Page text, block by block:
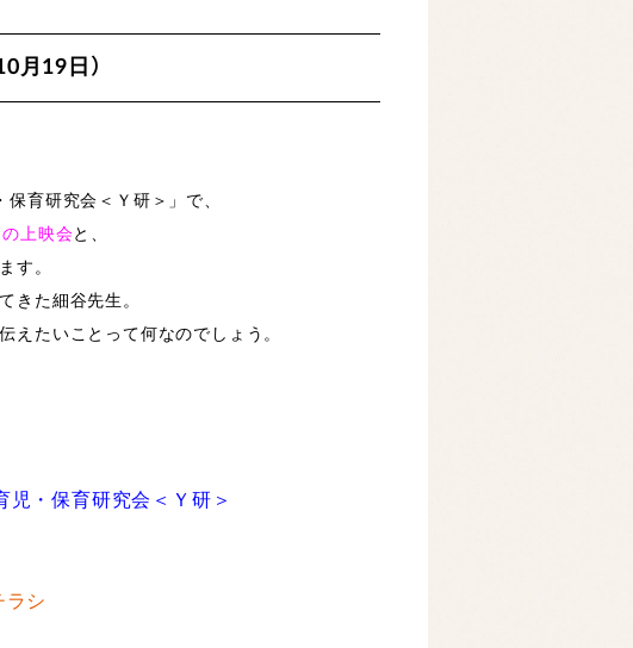
月19日）
育研究会＜Ｙ研＞」で、
上映会と、
す。
きた細谷先生。
えたいことって何なのでしょう。
児・保育研究会＜Ｙ研＞
ラシ